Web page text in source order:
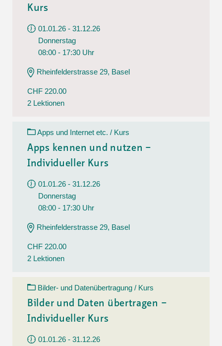
Kurs
01.01.26 - 31.12.26
Donnerstag
08:00 - 17:30 Uhr
Rheinfelderstrasse 29, Basel
CHF 220.00
2 Lektionen
Apps und Internet etc. / Kurs
Apps kennen und nutzen –
Individueller Kurs
01.01.26 - 31.12.26
Donnerstag
08:00 - 17:30 Uhr
Rheinfelderstrasse 29, Basel
CHF 220.00
2 Lektionen
Bilder- und Datenübertragung / Kurs
Bilder und Daten übertragen –
Individueller Kurs
01.01.26 - 31.12.26